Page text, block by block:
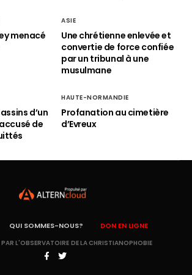
menacé
ASIE
Une chrétienne enlevée et
convertie de force confiée
par un tribunal à une
musulmane
d’un
de
HAUTE-NORMANDIE
Profanation au cimetière
d’Evreux
QUI SOMMES-NOUS? DON EN LIGNE
L'OBSERVATOIRE DE LA CHRISTIANOPHOBIE